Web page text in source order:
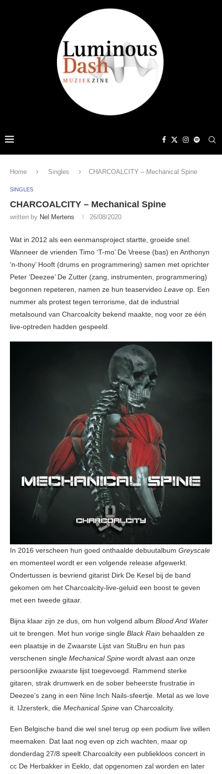
Home Singles CHARCOALCITY – Mechanical Spine
SINGLES
CHARCOALCITY – Mechanical Spine
written by Nel Mertens 26/08/2020
Wat in 2012 als een eenmansproject startte, groeide snel.
Wanneer de vrienden Timo ‘T-mo’ De Vreese (bas) en Anthonyn
‘n-thony’ Hooft (drums en programmering) samen met oprichter
Peter ‘Deezee’ De Zutter (zang, instrumenten, programmering)
begonnen repeteren, namen ze hun teaservideo Leave op. Een
nummer als protest tegen terrorisme, dat de industrial
metalsound van Charcoalcity bekend maakte, nog voor ze één
live-optreden hadden gespeeld.
In 2016 verscheen hun goed onthaalde debuutalbum Greyscale
en momenteel wordt er een volgende release afgewerkt.
Ondertussen is bevriend gitarist Dirk De Kesel bij de band
gekomen om het Charcoalcity-live-geluid een boost te geven
met een tweede gitaar.
Bijna klaar zijn ze dus, om hun volgend album Blood And Water
uit te brengen. Met hun vorige single Black Rain behaalden ze
een plaatsje in de Zwaarste Lijst van StuBru en hun pas
verschenen single Mechanical Spine wordt alvast aan onze
persoonlijke zwaarste lijst toegevoegd. Rammend sterke
gitaren, strak drumwerk en de sober beheerste frustratie in
Deezee’s zang in een Nine Inch Nails-sfeertje. Metal as we love
it. IJzersterk, die Mechanical Spine van Charcoalcity.
Een Belgische band die wel snel terug op een podium live willen
meemaken. Dat laat nog even op zich wachten, maar op
donderdag 27/8 speelt Charcoalcity een publiekloos concert in
cc De Herbakker in Eeklo, dat opgenomen zal worden en later